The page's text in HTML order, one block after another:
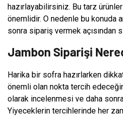
hazırlayabilirsiniz. Bu tarz
önemlidir. O nedenle bu konuda
sonra sipariş vermek açısından
Jambon Siparişi
Harika bir sofra hazırlarken
önemli olan nokta tercih
olarak incelenmesi ve daha
Yiyeceklerin tercihlerinde her